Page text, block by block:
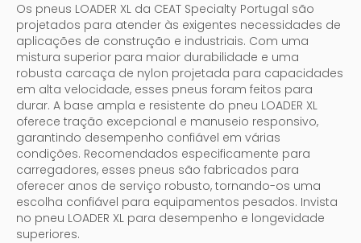
Os pneus LOADER XL da CEAT Specialty Portugal são
projetados para atender às exigentes necessidades de
aplicações de construção e industriais. Com uma
mistura superior para maior durabilidade e uma
robusta carcaça de nylon projetada para capacidades
em alta velocidade, esses pneus foram feitos para
durar. A base ampla e resistente do pneu LOADER XL
oferece tração excepcional e manuseio responsivo,
garantindo desempenho confiável em várias
condições. Recomendados especificamente para
carregadores, esses pneus são fabricados para
oferecer anos de serviço robusto, tornando-os uma
escolha confiável para equipamentos pesados. Invista
no pneu LOADER XL para desempenho e longevidade
superiores.